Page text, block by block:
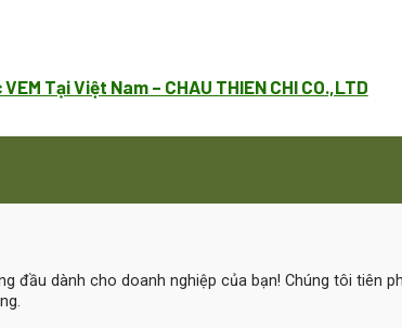
Tại Việt Nam – CHAU THIEN CHI CO.,LTD
đầu dành cho doanh nghiệp của bạn! Chúng tôi tiên